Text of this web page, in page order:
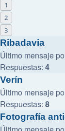
1
2
3
Ribadavia
Último mensaje
Respuestas: 4
Verín
Último mensaje
Respuestas: 8
Fotografía